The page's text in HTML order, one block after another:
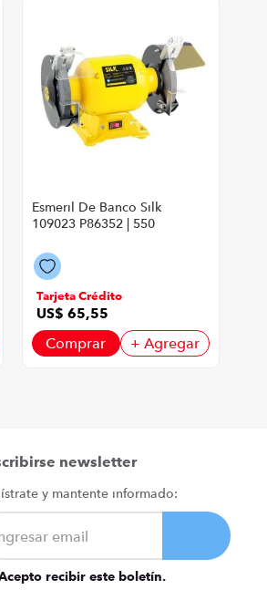
Esmeril De Banco Silk
109023 P86352 | 550
Color Amarillo Con
Negro
Tarjeta Crédito
US$ 65,55
Comprar + Agregar
newsletter
y mantente informado:
recibir este boletín.